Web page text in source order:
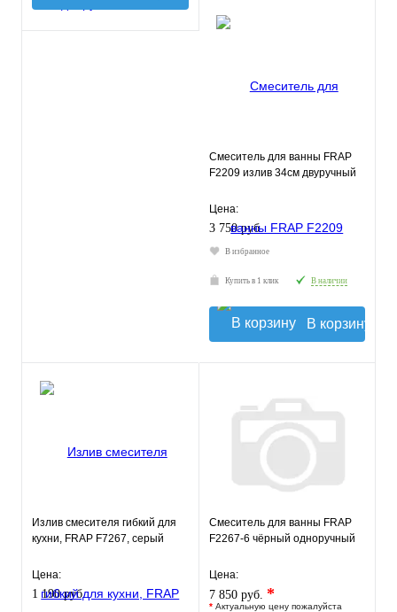
Смеситель для ванны FRAP
F2209 излив 34см двуручный
Цена:
3 750 руб.
В избранное
Купить в 1 клик В наличии
В корзину
Излив смесителя гибкий для
кухни, FRAP F7267, серый
Цена:
1 190 руб.
Смеситель для ванны FRAP
F2267-6 чёрный одноручный
Цена:
7 850 руб. *
* Актуальную цену пожалуйста